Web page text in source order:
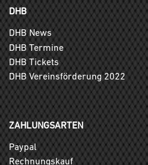
DHB
DHB News
DHB Termine
DHB Tickets
DHB Vereinsförderung 2022
ZAHLUNGSARTEN
Paypal
Rechnungskauf